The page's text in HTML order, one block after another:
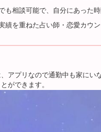
も相談可能で、自分にあった
績を重ねた占い師・恋愛カウ
、アプリなので通勤中も家に
ができます。